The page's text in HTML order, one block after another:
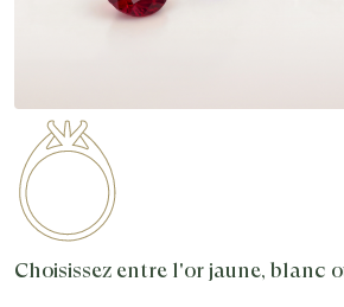
Choisissez entre l'or jaune, blanc